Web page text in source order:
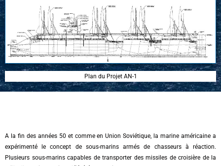
Plan du Projet AN-1
A la fin des années 50 et comme en Union Soviétique, la marine américaine a
expérimenté le concept de sous-marins armés de chasseurs à réaction.
Plusieurs sous-marins capables de transporter des missiles de croisière de la